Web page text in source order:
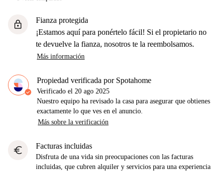
lock
Fianza protegida
¡Estamos aquí para ponértelo fácil! Si el propietario no
te devuelve la fianza, nosotros te la reembolsamos.
Más información
Propiedad verificada por Spotahome
Verificado el 20 ago 2025
Nuestro equipo ha revisado la casa para asegurar que obtienes
exactamente lo que ves en el anuncio.
Más sobre la verificación
euro Facturas incluidas
Disfruta de una vida sin preocupaciones con las facturas
incluidas, que cubren alquiler y servicios para una experiencia